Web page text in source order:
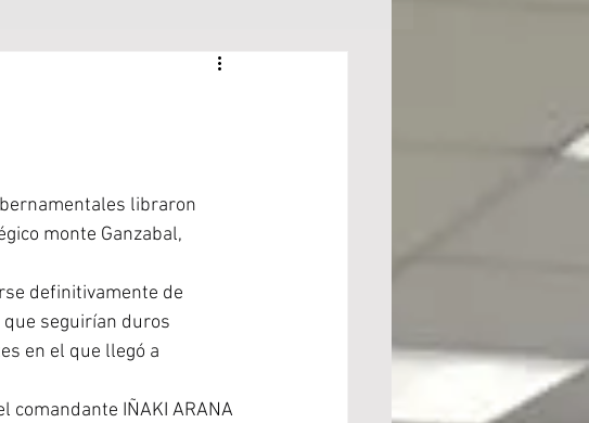
libraron
monte Ganzabal,
definitivamente de
seguirían duros
en el que llegó a
IÑAKI ARANA